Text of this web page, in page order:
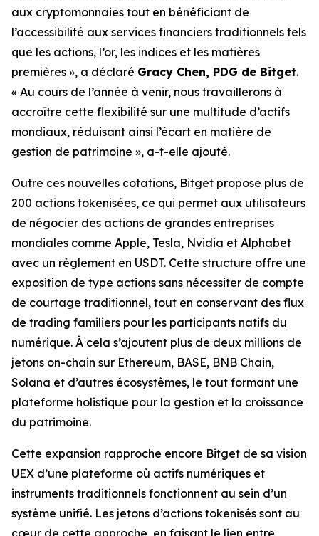
aux cryptomonnaies tout en bénéficiant de
l’accessibilité aux services financiers traditionnels tels
que les actions, l’or, les indices et les matières
premières », a déclaré Gracy Chen, PDG de Bitget.
« Au cours de l’année à venir, nous travaillerons à
accroître cette flexibilité sur une multitude d’actifs
mondiaux, réduisant ainsi l’écart en matière de
gestion de patrimoine », a-t-elle ajouté.
Outre ces nouvelles cotations, Bitget propose plus de
200 actions tokenisées, ce qui permet aux utilisateurs
de négocier des actions de grandes entreprises
mondiales comme Apple, Tesla, Nvidia et Alphabet
avec un règlement en USDT. Cette structure offre une
exposition de type actions sans nécessiter de compte
de courtage traditionnel, tout en conservant des flux
de trading familiers pour les participants natifs du
numérique. À cela s’ajoutent plus de deux millions de
jetons on-chain sur Ethereum, BASE, BNB Chain,
Solana et d’autres écosystèmes, le tout formant une
plateforme holistique pour la gestion et la croissance
du patrimoine.
Cette expansion rapproche encore Bitget de sa vision
UEX d’une plateforme où actifs numériques et
instruments traditionnels fonctionnent au sein d’un
système unifié. Les jetons d’actions tokenisés sont au
cœur de cette approche, en faisant le lien entre